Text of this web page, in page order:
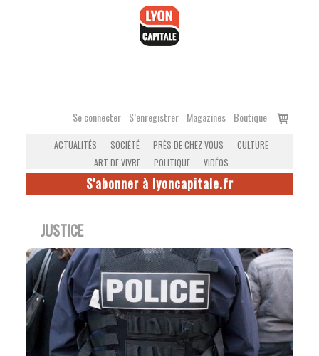
Se connecter S’enregistrer Magazines Boutique
Voir
ACTUALITÉS SOCIÉTÉ PRÈS DE CHEZ VOUS
CULTURE
ART DE VIVRE
POLITIQUE VIDÉOS
S'abonner à lyoncapitale.fr
JUSTICE